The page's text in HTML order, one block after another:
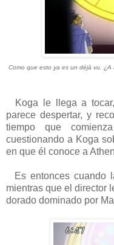
Como que esto ya es un déjà vu. ¿A
Koga le llega a
parece despertar, y
tiempo que
cuestionando a Koga
en que él conoce a
Es entonces cuando
mientras que el director
dorado dominado por